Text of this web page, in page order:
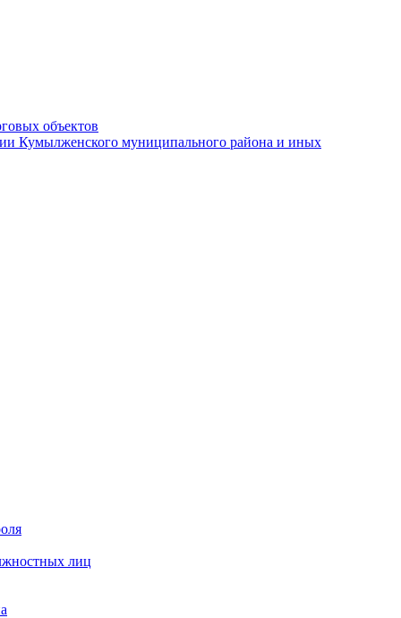
объектов
Кумылженского муниципального района и иных
лиц